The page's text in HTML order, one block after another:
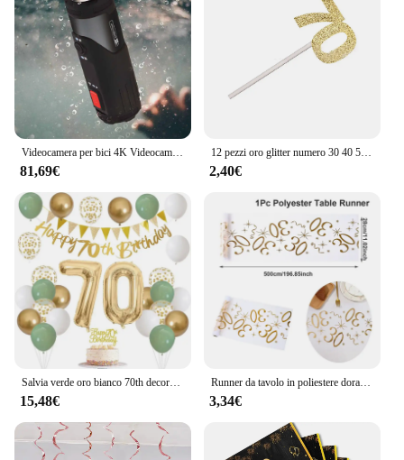
Videocamera per bici 4K Videocamera impermeabile per moto Dash Cam Videoregistratore WiFi DV grandangolare da 170 gradi per attività all'aperto
81,69€
12 pezzi oro glitter numero 30 40 50 60 70 toppers cupcake per 30th 40th 50th 60th 70th compleanno anniversario decorazione torta festa
2,40€
Salvia verde oro bianco 70th decorazioni di compleanno per palloncini di compleanno Happy 70th Birthday Banner Cake Topper 70 anni Decor
15,48€
Runner da tavolo in poliestere dorato Happy 18th 30th 40th 70th Decorazioni per feste di compleanno per la casa Copritavolo Uomo Donna Articoli per feste
3,34€